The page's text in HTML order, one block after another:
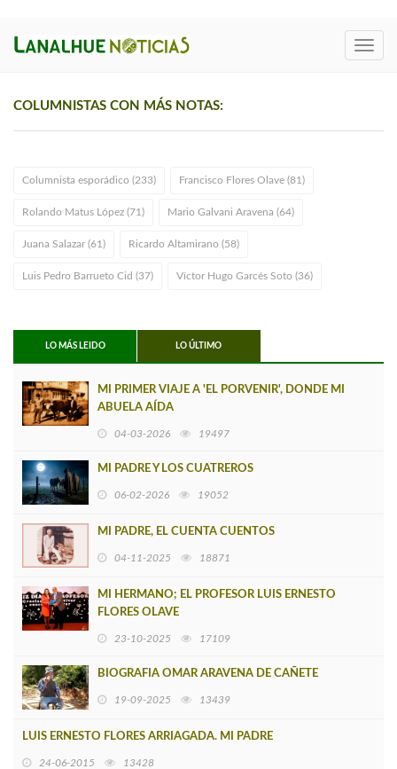
COLUMNISTAS CON MÁS NOTAS:
Columnista esporádico (233) Francisco Flores Olave (81)
Rolando Matus López (71) Mario Galvani Aravena (64)
Juana Salazar (61) Ricardo Altamirano (58)
Luis Pedro Barrueto Cid (37) Víctor Hugo Garcés Soto (36)
LO MÁS LEIDO LO ÚLTIMO
MI PRIMER VIAJE A 'EL PORVENIR', DONDE MI
ABUELA AÍDA
04-03-2026 19497
MI PADRE Y LOS CUATREROS
06-02-2026 19052
MI PADRE, EL CUENTA CUENTOS
04-11-2025 18871
MI HERMANO; EL PROFESOR LUIS ERNESTO
FLORES OLAVE
23-10-2025 17109
BIOGRAFIA OMAR ARAVENA DE CAÑETE
19-09-2025 13439
LUIS ERNESTO FLORES ARRIAGADA. MI PADRE
24-06-2015 13428